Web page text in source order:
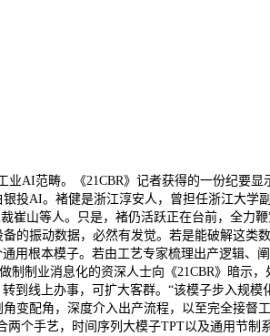
范畴。《21CBR》记者获得的一份纪要显
AI。褚健是浙江淳安人，曾担任浙江大学
山等人。只是，褚仍活跃正在台前，全力
的振动数据，必然有发觉。若是能破解这类
根本模子。若由工艺专家梳理出产逻辑、
制业消息化的资深人士向《21CBR》暗示
线上办事，可扩大客群。“该模子步入规
配角，深度介入出产流程，以至完全接督
个手艺，时间序列大模子TPT以及通用节